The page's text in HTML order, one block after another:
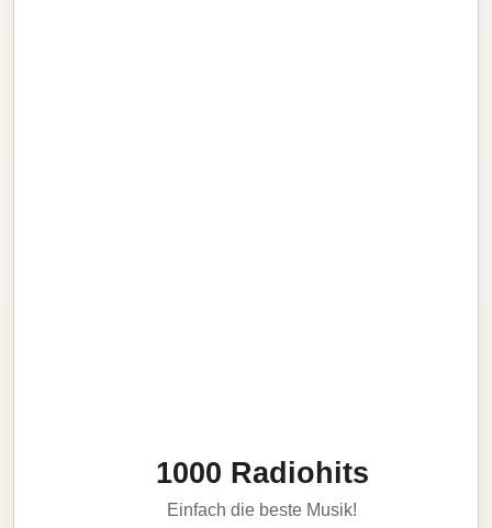
1000 Radiohits
Einfach die beste Musik!